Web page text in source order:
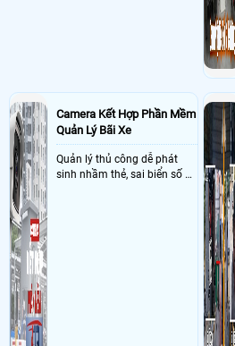
Camera Kết Hợp Phần Mềm
Quản Lý Bãi Xe
Quản lý thủ công dễ phát
sinh nhầm thẻ, sai biển số và